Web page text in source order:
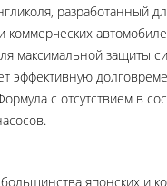
разработанный
коммерческих
максимальной защиты
эффективную
с отсутствием в
японских и